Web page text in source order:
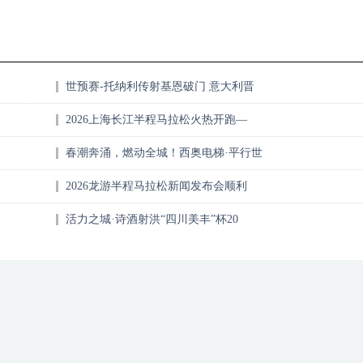
世预赛-托纳利传射基恩破门 意大利晋
2026上海长江半程马拉松火热开跑—
春潮奔涌，燃动全城！西奥电梯·平行世
2026龙游半程马拉松新闻发布会顺利
活力之城·诗酒射洪“四川美丰”杯20